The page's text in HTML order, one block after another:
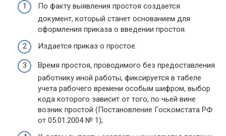
По факту выявления простоя создается
документ, который станет основанием для
оформления приказа о введении простоя.
Издается приказ о простое.
Время простоя, проводимого без предоставления
работнику иной работы, фиксируется в табеле
учета рабочего времени особым шифром, выбор
кода которого зависит от того, по чьей вине
возник простой (Постановление Госкомстата РФ
от 05.01.2004 № 1);